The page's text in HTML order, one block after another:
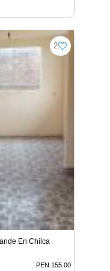
2
En Chilca
PEN 155.00